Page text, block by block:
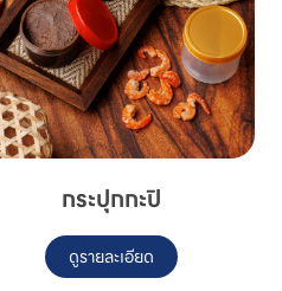
กระปุกกะปิ
ดูรายละเอียด